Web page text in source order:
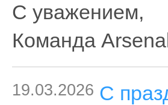
С уважением,
Команда
19.03.2026 С